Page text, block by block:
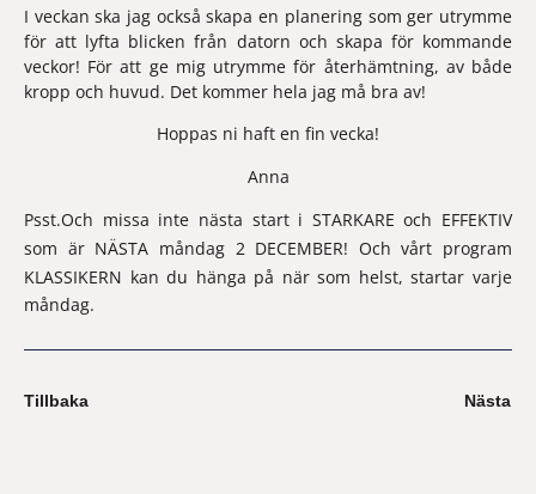
I veckan ska jag också skapa en planering som ger utrymme
för att lyfta blicken från datorn och skapa för kommande
veckor! För att ge mig utrymme för återhämtning, av både
kropp och huvud. Det kommer hela jag må bra av!
Hoppas ni haft en fin vecka!
Anna
Psst.Och missa inte nästa start i STARKAREoch EFFEKTIV
som är NÄSTA måndag2 DECEMBER! Och vårt program
KLASSIKERN kan du hänga på när som helst, startar varje
måndag.
Tillbaka Nästa